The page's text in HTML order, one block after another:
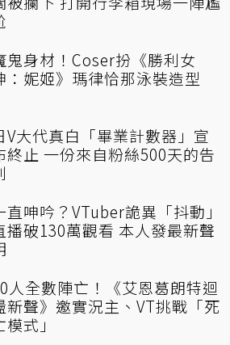
鬼身材！Coser扮《勝利女
：妮姬》瑪律恰那泳裝造型
V大代真白「畢業計數器」宣
終止 一份來自粉絲500天的告
直呻吟？VTuber詭異「抖動」
播破130萬觀看 本人發最新聲
人全數陣亡！《艾恩葛朗特迴
新聲》邀實況主、VT挑戰「死
模式」